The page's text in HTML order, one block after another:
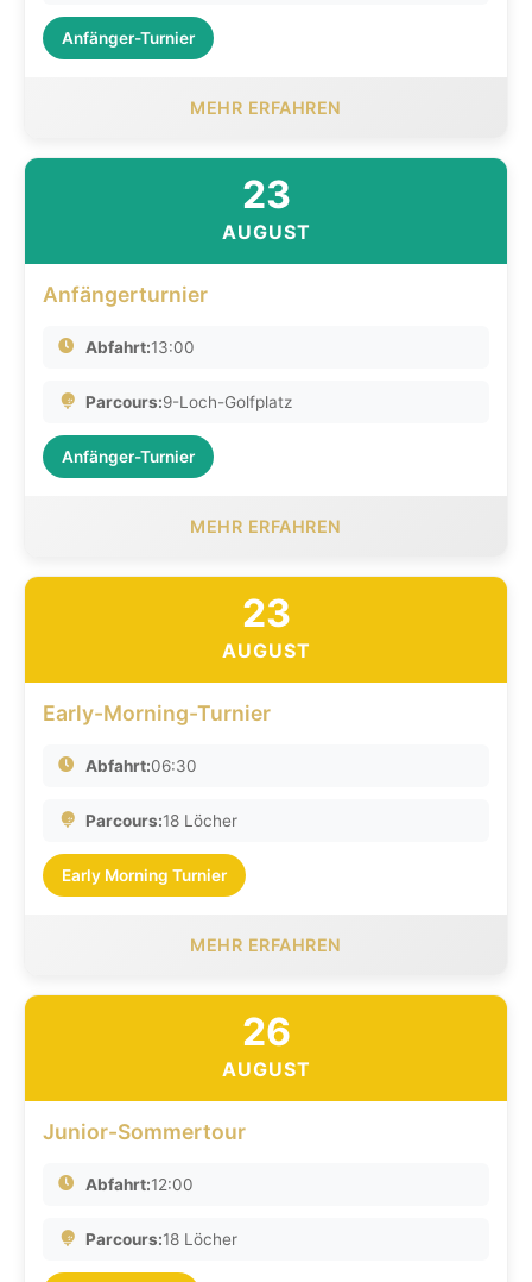
Anfänger-Turnier
MEHR ERFAHREN
23
AUGUST
Anfängerturnier
Abfahrt:13:00
Parcours:9-Loch-Golfplatz
Anfänger-Turnier
MEHR ERFAHREN
23
AUGUST
Early-Morning-Turnier
Abfahrt:06:30
Parcours:18 Löcher
Early Morning Turnier
MEHR ERFAHREN
26
AUGUST
Junior-Sommertour
Abfahrt:12:00
Parcours:18 Löcher